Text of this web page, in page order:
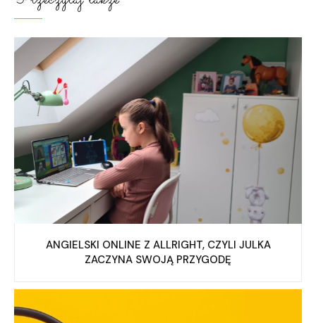
ANGIELSKI ONLINE Z ALLRIGHT, CZYLI JULKA
ZACZYNA SWOJĄ PRZYGODĘ